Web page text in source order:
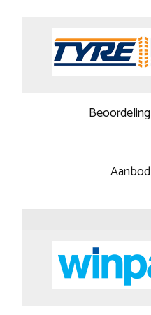
Beoordeling
Aanbod